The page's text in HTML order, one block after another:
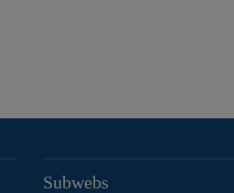
Subwebs